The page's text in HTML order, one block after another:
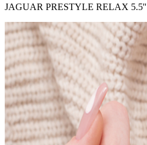
JAGUAR PRESTYLE RELAX 5.5''